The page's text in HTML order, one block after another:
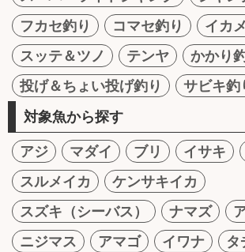
フカセ釣り
コマセ釣り
イカ
スッテ＆ツノ
テンヤ
かかり
投げ＆ちょい投げ釣り
サビキ釣
対象魚から探す
アジ マダイ ブリ イサキ
スルメイカ
ケンサキイカ
スズキ（シーバス）
ナマズ
ニジマス
アマゴ イワナ
タ